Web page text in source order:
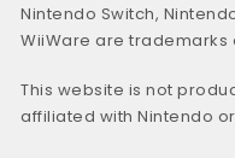
Nintendo Switch,
WiiWare are trademarks
This website is not
affiliated with Nintendo